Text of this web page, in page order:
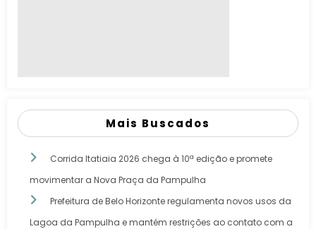
Mais Buscados
Corrida Itatiaia 2026 chega à 10ª edição e promete
movimentar a Nova Praça da Pampulha
Prefeitura de Belo Horizonte regulamenta novos usos da
Lagoa da Pampulha e mantém restrições ao contato com a